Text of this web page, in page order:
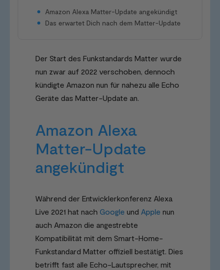
Amazon Alexa Matter-Update angekündigt
Das erwartet Dich nach dem Matter-Update
Der Start des Funkstandards Matter wurde
nun zwar auf 2022 verschoben, dennoch
kündigte Amazon nun für nahezu alle Echo
Geräte das Matter-Update an.
Amazon Alexa
Matter-Update
angekündigt
Während der Entwicklerkonferenz Alexa
Live 2021 hat nach Google und Apple nun
auch Amazon die angestrebte
Kompatibilität mit dem Smart-Home-
Funkstandard Matter offiziell bestätigt. Dies
betrifft fast alle Echo-Lautsprecher, mit